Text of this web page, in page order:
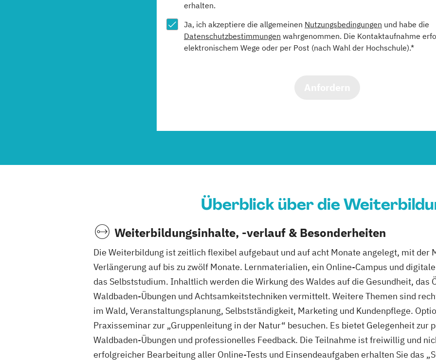
erhalten.
Ja, ich akzeptiere die allgemeinen Nutzungsbedingungen und habe die
Datenschutzbestimmungen wahrgenommen. Die Kontaktaufnahme
elektronischem Wege oder per Post (nach Wahl der Hochschule).*
Überblick über die
Weiterbildungsinhalte, -verlauf & Besonderheiten
Die Weiterbildung ist zeitlich flexibel aufgebaut und auf acht Monate angelegt, mit der
Verlängerung auf bis zu zwölf Monate. Lernmaterialien, ein Online-Campus und
das Selbststudium. Inhaltlich werden die Wirkung des Waldes auf die Gesundheit, das
Waldbaden-Übungen und Achtsamkeitstechniken vermittelt. Weitere Themen sind
im Wald, Veranstaltungsplanung, Selbstständigkeit, Marketing und Kundenpflege.
Praxisseminar zur „Gruppenleitung in der Natur“ besuchen. Es bietet Gelegenheit zur
Waldbaden-Übungen und professionelles Feedback. Die Teilnahme ist freiwillig und
erfolgreicher Bearbeitung aller Online-Tests und Einsendeaufgaben erhalten Sie das